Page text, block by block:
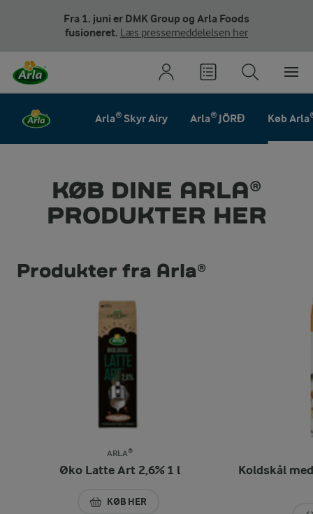
Fra 1. juni er DMK Group og Arla Foods
fusioneret. Læs pressemeddelelsen her
Arla® Skyr Airy Arla® JÖRĐ Køb
KØB DINE ARLA®
PRODUKTER HER
Produkter fra Arla®
ARLA®
Øko Latte Art 2,6% 1 l
KØB HER
ØKO LATTE ART 2,6% 1 L
Koldskål